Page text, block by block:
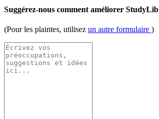
Suggérez-nous comment améliorer StudyLib
(Pour les plaintes, utilisez un autre formulaire )